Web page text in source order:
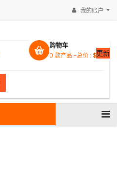
我的账户
购物车
0 款产品 -总价 : $0.00
更新